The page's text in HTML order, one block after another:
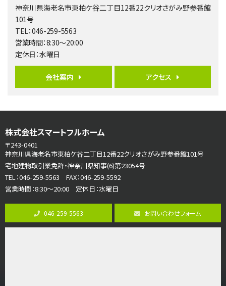
バ14分・ 歩4分
LDK約20帖とゆとりある広さ！WIC、SICの…
第6位
4ＬＤＫ
長後駅
海老名駅
バ18分 歩6分
開放感のある角地区画。車３台並列駐車可能です。 …
第8位
3,180万円
3ＬＤＫ
海老名駅
神奈川県海老名市東柏ケ谷二丁目12番22クリオさがみ野参番館
101号
TEL：046-259-5563
営業時間：8:30～20:00
定休日：水曜日
会社案内 アクセス
株式会社スマートフルホーム
〒243-0401
神奈川県海老名市東柏ケ谷二丁目12番22クリオさがみ野参番館101号
宅地建物取引業免許・神奈川県知事(6)第23054号
TEL：046-259-5563 FAX：046-259-5592
営業時間：8:30～20:00 定休日：水曜日
046-259-5563 お問い合わせフォーム